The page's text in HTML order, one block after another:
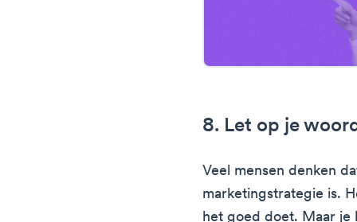
8. Let op je
Veel mensen denken
marketingstrategie is.
het goed doet. Maar je